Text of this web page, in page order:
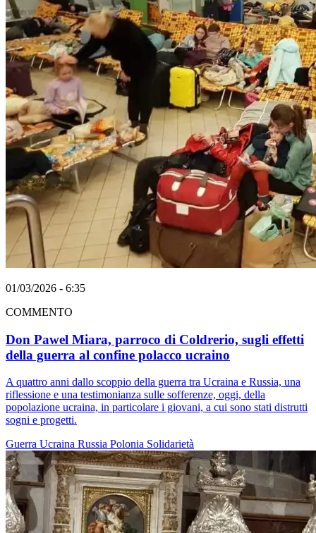
01/03/2026 - 6:35
COMMENTO
Don Pawel Miara, parroco di Coldrerio, sugli effetti
della guerra al confine polacco ucraino
A quattro anni dallo scoppio della guerra tra Ucraina e Russia, una
riflessione e una testimonianza sulle sofferenze, oggi, della
popolazione ucraina, in particolare i giovani, a cui sono stati distrutti
sogni e progetti.
Guerra Ucraina Russia Polonia Solidarietà